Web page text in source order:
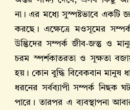
না। এর মধ্যে সুস্পষ্টভাবে একটি
করছে। এক্ষেত্রে মওসূমের
উদ্ভিদের সম্পর্ক জীব-জন্তু ও
চরম স্পর্শকাতরতা ও সূক্ষতা
হয়। কোন বুদ্ধি বিবেকবান মানুষ
ধরনের সর্বব্যাপী সম্পর্ক নিছক
পারে। তারপর এ ব্যবস্থাপনা